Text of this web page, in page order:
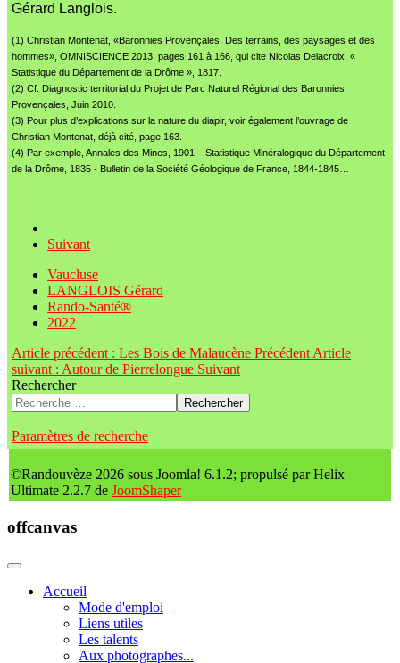
Gérard Langlois.
(1) Christian Montenat, «Baronnies Provençales, Des terrains, des paysages et des
hommes», OMNISCIENCE 2013, pages 161 à 166, qui cite Nicolas Delacroix, «
Statistique du Département de la Drôme », 1817.
(2) Cf. Diagnostic territorial du Projet de Parc Naturel Régional des Baronnies
Provençales, Juin 2010.
(3) Pour plus d’explications sur la nature du diapir, voir également l’ouvrage de
Christian Montenat, déjà cité, page 163.
(4) Par exemple, Annales des Mines, 1901 – Statistique Minéralogique du Département
de la Drôme, 1835 - Bulletin de la Société Géologique de France, 1844-1845…
Suivant
Vaucluse
LANGLOIS Gérard
Rando-Santé®
2022
Article précédent : Les Bois de Malaucène Précédent Article
suivant : Autour de Pierrelongue Suivant
Rechercher
Rechercher
Paramètres de recherche
©Randouvèze 2026 sous Joomla! 6.1.2; propulsé par Helix
Ultimate 2.2.7 de JoomShaper
offcanvas
Accueil
Mode d'emploi
Liens utiles
Les talents
Aux photographes...